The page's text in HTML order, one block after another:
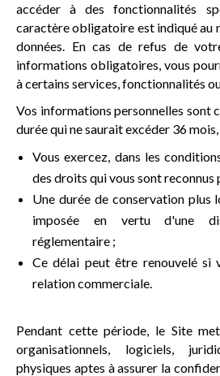
accéder à des fonctionnalités
caractère obligatoire est indiqué au
données. En cas de refus de
informations obligatoires, vous
à certains services, fonctionnalités
Vos informations personnelles sont
durée qui ne saurait excéder 36 mois,
Vous exercez, dans les
des droits qui vous sont reconnus
Une durée de conservation plus
imposée en vertu d'une
réglementaire ;
Ce délai peut être renouvelé si
relation commerciale.
Pendant cette période, le Site
organisationnels, logiciels,
physiques aptes à assurer la